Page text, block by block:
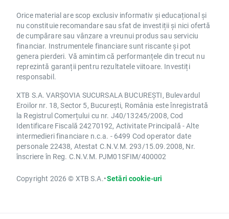
Orice material are scop exclusiv informativ și educațional și
nu constituie recomandare sau sfat de investiții și nici ofertă
de cumpărare sau vânzare a vreunui produs sau serviciu
financiar. Instrumentele financiare sunt riscante și pot
genera pierderi. Vă amintim că performanțele din trecut nu
reprezintă garanții pentru rezultatele viitoare. Investiți
responsabil.
XTB S.A. VARȘOVIA SUCURSALA BUCUREȘTI, Bulevardul
Eroilor nr. 18, Sector 5, București, România este înregistrată
la Registrul Comerțului cu nr. J40/13245/2008, Cod
Identificare Fiscală 24270192, Activitate Principală - Alte
intermedieri financiare n.c.a. - 6499 Cod operator date
personale 22438, Atestat C.N.V.M. 293/15.09.2008, Nr.
înscriere în Reg. C.N.V.M. PJM01SFIM/400002
Copyright 2026 © XTB S.A.•Setări cookie-uri